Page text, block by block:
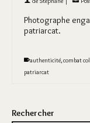
Photographe
patriarcat.
authenticité,combat
patriarcat
Rechercher